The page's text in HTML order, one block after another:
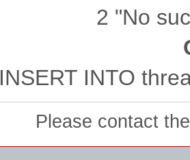
2 "No
INSERT INTO
Please contact